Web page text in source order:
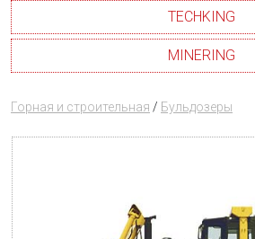
TECHKING
MINERING
Горная и строительная / Бульдозеры